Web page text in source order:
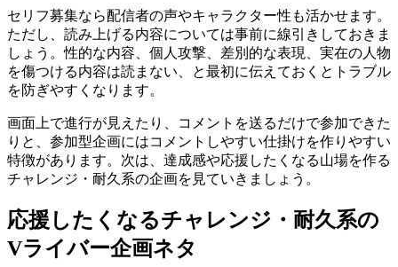
セリフ募集なら配信者の声やキャラクター性も活かせます。
ただし、読み上げる内容については事前に線引きしておきま
しょう。性的な内容、個人攻撃、差別的な表現、実在の人物
を傷つける内容は読まない、と最初に伝えておくとトラブル
を防ぎやすくなります。
画面上で進行が見えたり、コメントを送るだけで参加できた
りと、参加型企画にはコメントしやすい仕掛けを作りやすい
特徴があります。次は、達成感や応援したくなる山場を作る
チャレンジ・耐久系の企画を見ていきましょう。
応援したくなるチャレンジ・耐久系の
Vライバー企画ネタ